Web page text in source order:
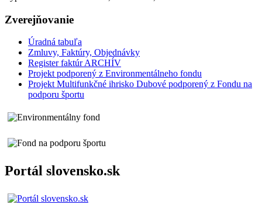
Zverejňovanie
Úradná tabuľa
Zmluvy, Faktúry, Objednávky
Register faktúr ARCHÍV
Projekt podporený z Environmentálneho fondu
Projekt Multifunkčné ihrisko Dubové podporený z Fondu na
podporu športu
Portál slovensko.sk